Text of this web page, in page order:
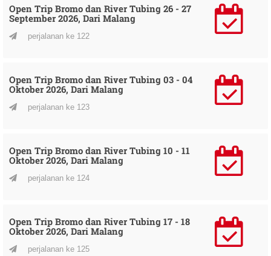
Open Trip Bromo dan River Tubing 26 - 27
September 2026, Dari Malang
perjalanan ke 122
Open Trip Bromo dan River Tubing 03 - 04
Oktober 2026, Dari Malang
perjalanan ke 123
Open Trip Bromo dan River Tubing 10 - 11
Oktober 2026, Dari Malang
perjalanan ke 124
Open Trip Bromo dan River Tubing 17 - 18
Oktober 2026, Dari Malang
perjalanan ke 125